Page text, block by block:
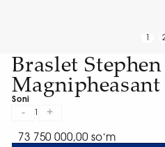
Braslet
Soni
- +
73 750 000,00 soʻm